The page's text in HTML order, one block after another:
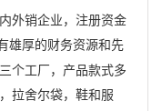
外销企业，注册资金
雄厚的财务资源和先
个工厂 ， 产品款式多
拉舍尔袋，鞋和服